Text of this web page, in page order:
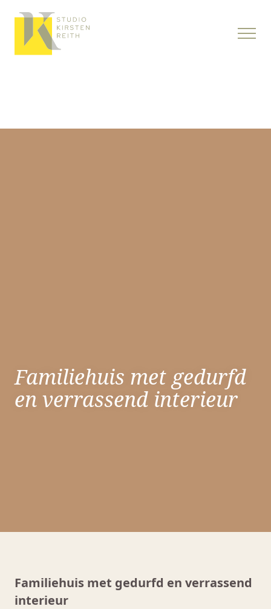
Familiehuis met gedurfd
en verrassend interieur
Familiehuis met gedurfd en verrassend
interieur